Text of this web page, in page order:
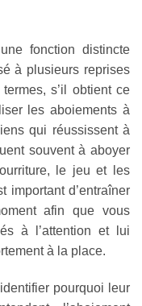
fonction distincte
à plusieurs reprises
s’il obtient ce
les aboiements à
qui réussissent à
souvent à aboyer
le jeu et les
important d’entraîner
afin que vous
à l’attention et lui
à la place.
pourquoi leur